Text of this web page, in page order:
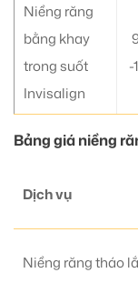
Niềng răng
bằng khay
trong suốt
Invisalign
-
Bảng giá niềng
Dịch vụ
Niềng răng tháo